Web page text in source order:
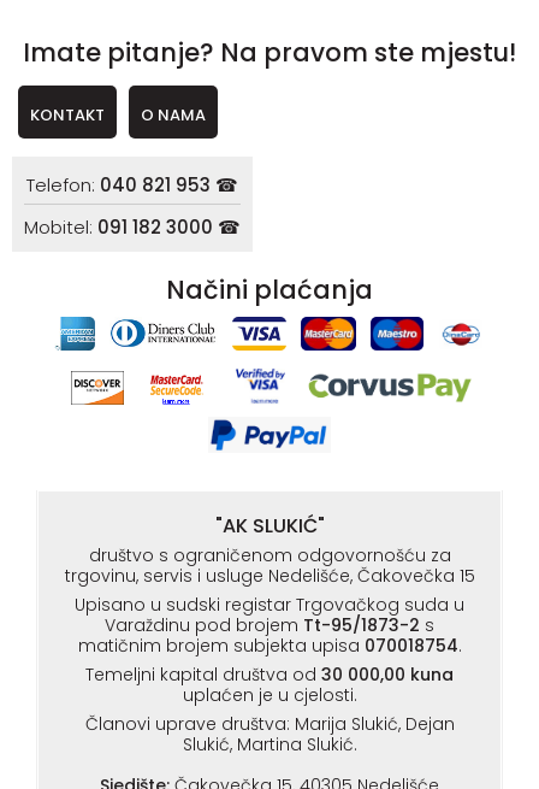
Imate pitanje? Na pravom ste mjestu!
KONTAKT O NAMA
Telefon: 040 821 953 ☎
Mobitel: 091 182 3000 ☎
Načini plaćanja
"AK SLUKIĆ"
društvo s ograničenom odgovornošću za
trgovinu, servis i usluge Nedelišće, Čakovečka 15
Upisano u sudski registar Trgovačkog suda u
Varaždinu pod brojem Tt-95/1873-2 s
matičnim brojem subjekta upisa 070018754.
Temeljni kapital društva od 30 000,00 kuna
uplaćen je u cjelosti.
Članovi uprave društva: Marija Slukić, Dejan
Slukić, Martina Slukić.